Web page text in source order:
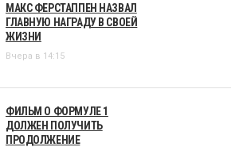
МАКС ФЕРСТАППЕН НАЗВАЛ
ГЛАВНУЮ НАГРАДУ В СВОЕЙ
ЖИЗНИ
Вчера в 14:15
ФИЛЬМ О ФОРМУЛЕ 1
ДОЛЖЕН ПОЛУЧИТЬ
ПРОДОЛЖЕНИЕ